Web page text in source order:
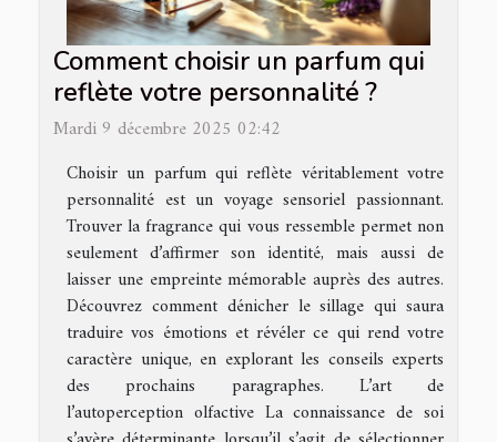
Comment choisir un parfum qui
reflète votre personnalité ?
Mardi 9 décembre 2025 02:42
Choisir un parfum qui reflète véritablement votre
personnalité est un voyage sensoriel passionnant.
Trouver la fragrance qui vous ressemble permet non
seulement d’affirmer son identité, mais aussi de
laisser une empreinte mémorable auprès des autres.
Découvrez comment dénicher le sillage qui saura
traduire vos émotions et révéler ce qui rend votre
caractère unique, en explorant les conseils experts
des prochains paragraphes. L’art de
l’autoperception olfactive La connaissance de soi